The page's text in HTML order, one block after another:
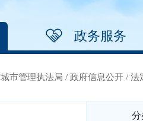
政务服务
市管理执法局 / 政府信息公开 / 法
分